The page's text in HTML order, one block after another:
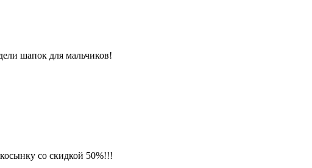
шапок для мальчиков!
со скидкой 50%!!!